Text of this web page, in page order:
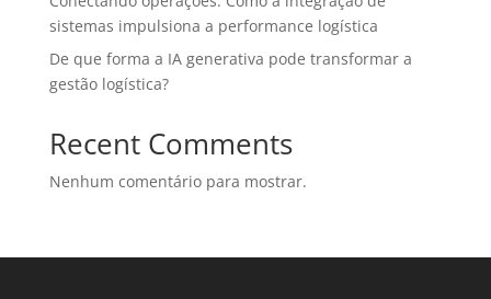
sistemas impulsiona a performance logística
De que forma a IA generativa pode transformar a
gestão logística?
Recent Comments
Nenhum comentário para mostrar.